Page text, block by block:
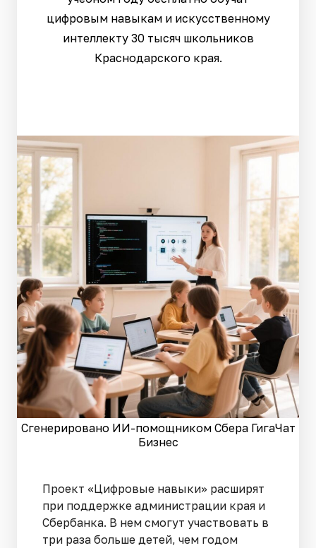
цифровым навыкам и искусственному
интеллекту 30 тысяч школьников
Краснодарского края.
Сгенерировано ИИ-помощником Сбера ГигаЧат
Бизнес
Проект «Цифровые навыки» расширят
при поддержке администрации края и
Сбербанка. В нем смогут участвовать в
три раза больше детей, чем годом